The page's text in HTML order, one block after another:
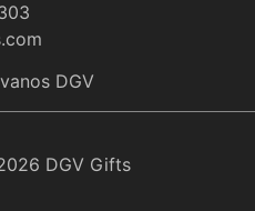
DGV
DGV Gifts